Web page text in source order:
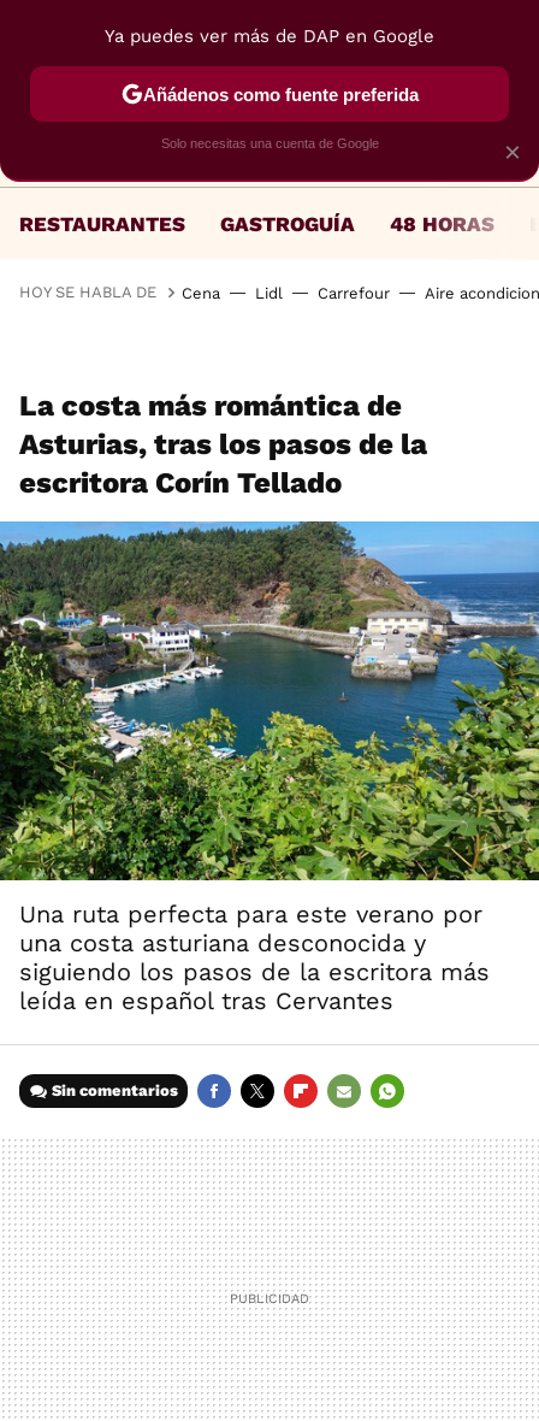
RESTAURANTES GASTROGUÍA 48 HORAS
HOY SE HABLA DE Cena Lidl Carrefour Aire
La costa más romántica de
Asturias, tras los pasos de la
escritora Corín Tellado
Una ruta perfecta para este verano por
una costa asturiana desconocida y
siguiendo los pasos de la escritora más
leída en español tras Cervantes
Sin comentarios
MAIL
×
Ya puedes ver más de DAP en Google
Añádenos como fuente preferida
Solo necesitas una cuenta de Google